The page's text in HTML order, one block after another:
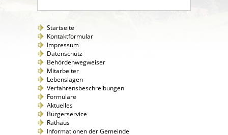
Startseite
Kontaktformular
Impressum
Datenschutz
Behördenwegweiser
Mitarbeiter
Lebenslagen
Verfahrensbeschreibungen
Formulare
Aktuelles
Bürgerservice
Rathaus
Informationen der Gemeinde